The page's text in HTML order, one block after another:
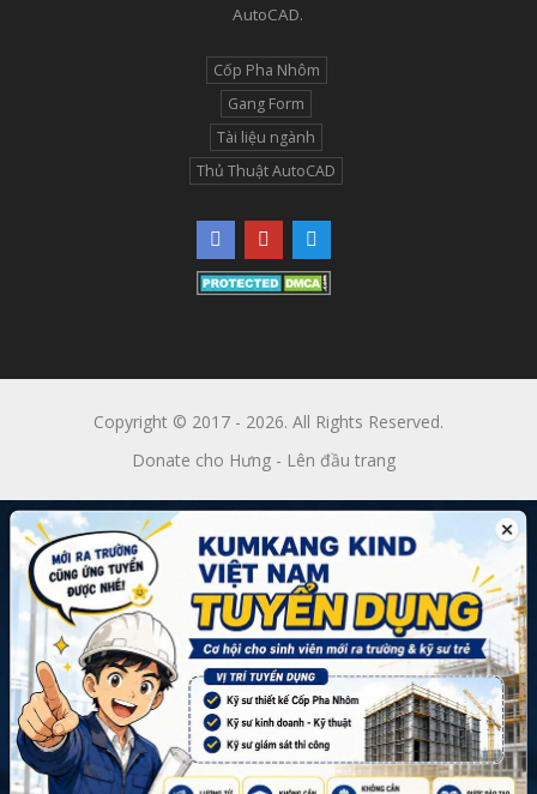
AutoCAD.
Cốp Pha Nhôm
Gang Form
Tài liệu ngành
Thủ Thuật AutoCAD
Copyright © 2017 - 2026. All Rights Reserved.
Donate cho Hưng- Lên đầu trang